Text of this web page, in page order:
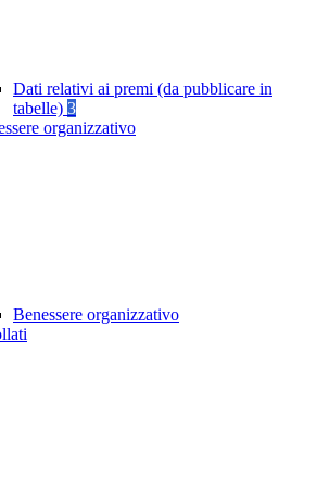
Dati relativi ai premi (da pubblicare in
tabelle) 3
organizzativo
Benessere organizzativo